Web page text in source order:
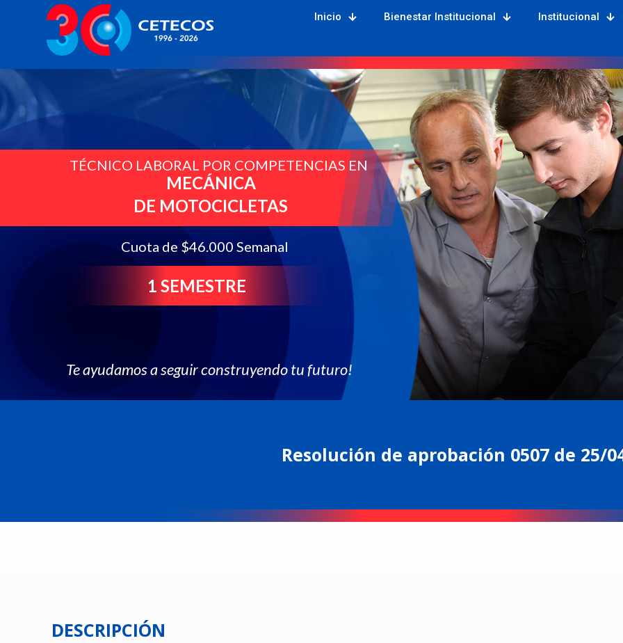
Inicio Bienestar Institucional Institucional
TÉCNICO LABORAL POR COMPETENCIAS EN
MECÁNICA
DE MOTOCICLETAS
Cuota de $46.000 Semanal
1 SEMESTRE
Te ayudamos a seguir construyendo tu futuro!
Resolución de aprobación 0507 de 25/
DESCRIPCIÓN